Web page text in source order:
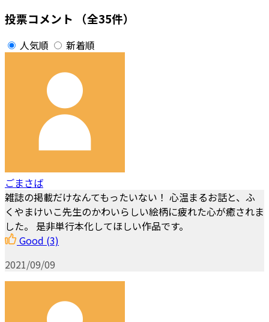
投票コメント （全35件）
人気順 新着順
ごまさば
雑誌の掲載だけなんてもったいない！ 心温まるお話と、ふ
くやまけいこ先生のかわいらしい絵柄に疲れた心が癒されま
した。 是非単行本化してほしい作品です。
Good (3)
2021/09/09